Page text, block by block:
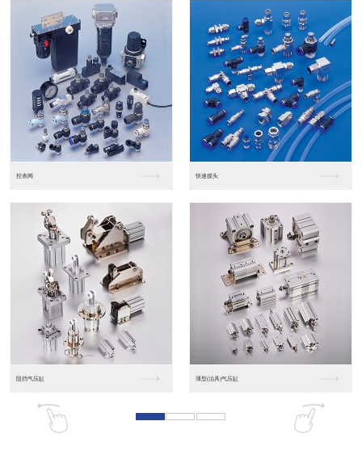
东莞松下PLC 松下人机界面GT07
松下人机界面DP10... 数字光钎传感器FX-...